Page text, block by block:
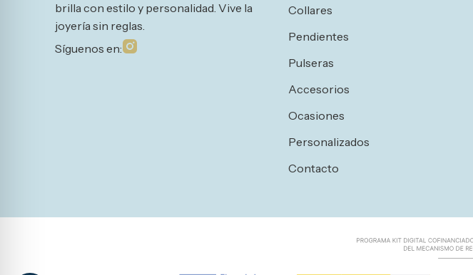
brilla con estilo y personalidad. Vive la
joyería sin reglas.
Síguenos en:
Collares
Pendientes
Pulseras
Accesorios
Ocasiones
Personalizados
Contacto